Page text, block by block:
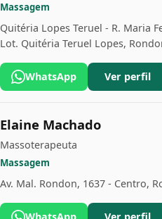
Massagem
Quitéria Lopes Teruel - R. Maria
Lot. Quitéria Teruel Lopes,
WhatsApp Ver perfil
Elaine Machado
Massoterapeuta
Massagem
Av. Mal. Rondon, 1637 - Centro,